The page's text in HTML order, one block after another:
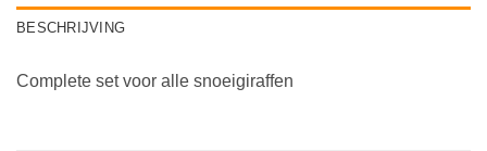
BESCHRIJVING
Complete set voor alle snoeigiraffen